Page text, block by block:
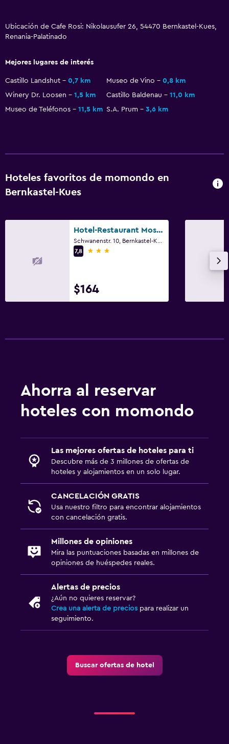
Terraza
Terraza/patio
Salud y seguridad
Ideal para familias
Cuna/cama nido disponibles
Ubicación de Cafe Rosi: Nikolausufer 26, 54470 Bernkastel-Kues,
Renania-Palatinado
Mejores lugares de interés
Castillo Landshut 0,7 km Museo de Vino
0,8 km
Winery Dr. Loosen
1,5 km Castillo Baldenau
11,0 km
Museo de Teléfonos
11,5 km S.A. Prum 3,6 km
Hoteles favoritos de momondo en
Bernkastel-Kues
Hotel-Restaurant Moselblumchen
7,8
3 estrellas
$164
Ahorra al reservar
hoteles con momondo
Las mejores ofertas de hoteles para ti
Descubre más de 3 millones de ofertas de
hoteles y alojamientos en un solo lugar.
CANCELACIÓN GRATIS
Usa nuestro filtro para encontrar alojamientos
con cancelación gratis.
Millones de opiniones
Mira las puntuaciones basadas en millones de
opiniones de huéspedes reales.
Alertas de precios
¿Aún no quieres reservar?
Crea una alerta de precios para realizar un
seguimiento.
Buscar ofertas de hotel